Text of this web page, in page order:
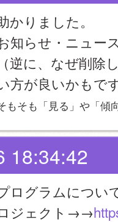
かりました。
知らせ・ニュー
（逆に、なぜ削
方が良いかもで
もそも「見る」や「傾
18:34:42
ログラムについ
ジェクト→→